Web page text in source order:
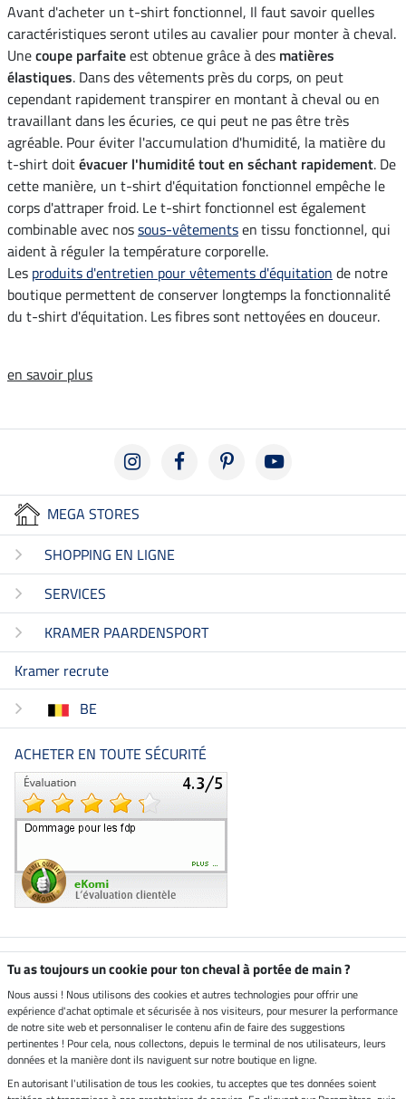
Avant d'acheter un t-shirt fonctionnel, Il faut savoir quelles
caractéristiques seront utiles au cavalier pour monter à cheval.
Unecoupe parfaiteest obtenue grâce à des matières
élastiques. Dans des vêtements près du corps, on peut
cependant rapidement transpirer en montant à cheval ou en
travaillant dans les écuries, ce qui peut ne pas être très
agréable. Pour éviter l'accumulation d'humidité, la matière du
t-shirt doitévacuer l'humidité tout en séchant rapidement. De
cette manière, un t-shirt d'équitation fonctionnel empêche le
corps d'attraper froid. Le t-shirt fonctionnel est également
combinable avec nossous-vêtementsen tissu fonctionnel, qui
aident à réguler la température corporelle.
Les produits d'entretien pour vêtements d'équitation de notre
boutique permettent de conserver longtemps la fonctionnalité
du t-shirt d'équitation. Les fibres sont nettoyées en douceur.
en savoir plus
MEGA STORES
SHOPPING EN LIGNE
SERVICES
KRAMER PAARDENSPORT
Kramer recrute
BE
ACHETER EN TOUTE SÉCURITÉ
Boutique climatiquement
Livraison par
Paiement sécurisé
Tu as toujours un cookie pour ton cheval à portée de main ?
Nous aussi ! Nous utilisons des cookies et autres technologies pour offrir une
expérience d'achat optimale et sécurisée à nos visiteurs, pour mesurer la performance
de notre site web et personnaliser le contenu afin de faire des suggestions
pertinentes ! Pour cela, nous collectons, depuis le terminal de nos utilisateurs, leurs
données et la manière dont ils naviguent sur notre boutique en ligne.
En autorisant l'utilisation de tous les cookies, tu acceptes que tes données soient